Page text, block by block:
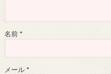
名前 *
メール *